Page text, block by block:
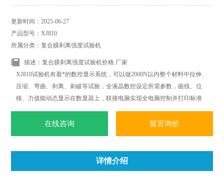
更新时间：2025-06-27
产品型号：XJ810
所属分类：复合膜剥离强度试验机
描述：复合膜剥离强度试验机价格 厂家
XJ810试验机有着*的数控显示系统，可以做2000N以内整个材料中拉伸、
压缩、弯曲、剥离、刺破等试验，全液晶数控设定所需参数，曲线、位
移、力值能动态显示在数显器上，联接电脑实现全电脑控制并打印标准
试验报告；*改变传统材料式试验机机台笨重、操作复杂、性能单一之缺
点。外观采用挤型封板及高级烤漆处理，更显美观大方。
在线咨询 留言询价
详情介绍